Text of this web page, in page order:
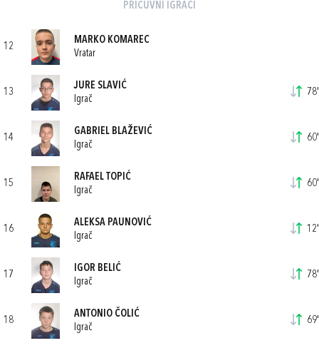
PRIČUVNI IGRAČI
12
MARKO KOMAREC
Vratar
13
JURE SLAVIĆ
Igrač
78'
14
GABRIEL BLAŽEVIĆ
Igrač
60'
15
RAFAEL TOPIĆ
Igrač
60'
16
ALEKSA PAUNOVIĆ
Igrač
12'
17
IGOR BELIĆ
Igrač
78'
18
ANTONIO ČOLIĆ
Igrač
69'